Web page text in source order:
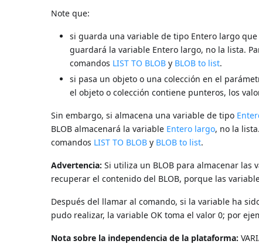
Note que:
si guarda una variable de tipo Entero largo que
guardará la variable Entero largo, no la lista.
comandos LIST TO BLOB y BLOB to list.
si pasa un objeto o una colección en el
el objeto o colección contiene punteros, los
Sin embargo, si almacena una variable de tipo
BLOB almacenará la variable Entero largo, no la
comandos LIST TO BLOB y BLOB to list.
Advertencia: Si utiliza un BLOB para almacenar
recuperar el contenido del BLOB, porque las
Después del llamar al comando, si la variable ha
pudo realizar, la variable OK toma el valor 0; por
Nota sobre la independencia de la plataforma: